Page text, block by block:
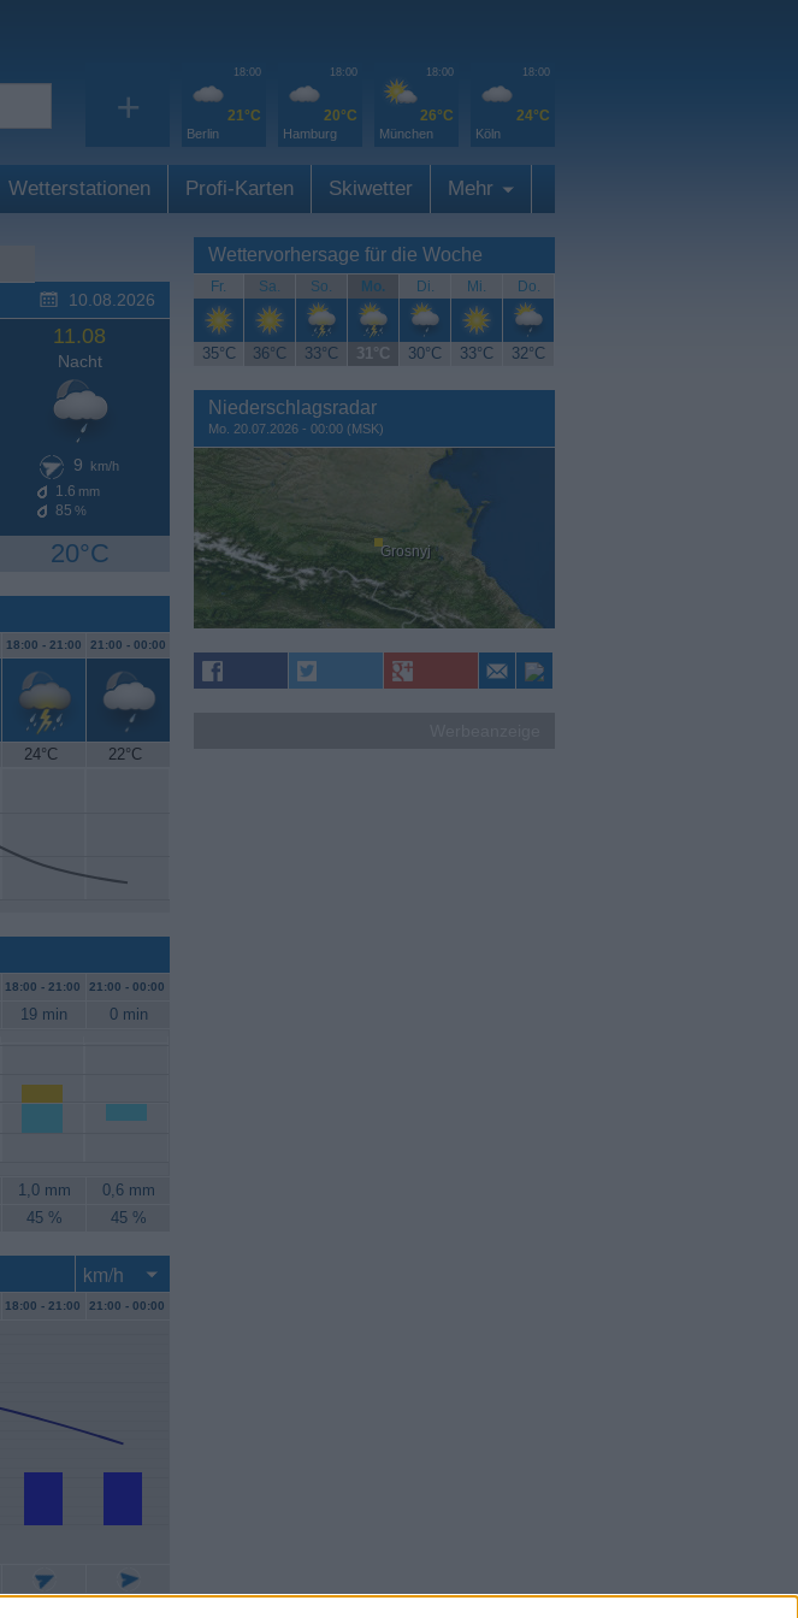
+
18:00
21°C
Berlin
18:00
20°C
Hamburg
18:00
26°C
München
18:00
24°C
Köln
Wetterstationen Profi-Karten Skiwetter Mehr
10.08.2026
11.08
Nacht
9 km/h
1.6 mm
85 %
20°C
18:00 - 21:00 21:00 - 00:00
24°C 22°C
18:00 - 21:00 21:00 - 00:00
19 min 0 min
1,0 mm
0,6 mm
45 % 45 %
18:00 - 21:00 21:00 - 00:00
Wettervorhersage für die Woche
Fr. Sa. So. Mo. Di. Mi. Do.
35°C 36°C 33°C 31°C 30°C 33°C 32°C
Niederschlagsradar
Mo. 20.07.2026 - 00:00 (MSK)
Grosnyj